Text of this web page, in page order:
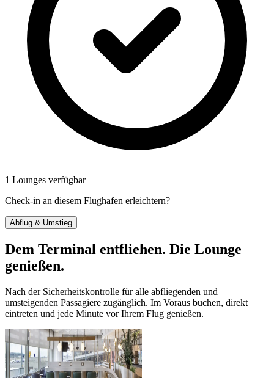
1 Lounges verfügbar
Check-in an diesem Flughafen erleichtern?
Abflug & Umstieg
Dem Terminal entfliehen. Die Lounge
genießen.
Nach der Sicherheitskontrolle für alle abfliegenden und
umsteigenden Passagiere zugänglich. Im Voraus buchen, direkt
eintreten und jede Minute vor Ihrem Flug genießen.